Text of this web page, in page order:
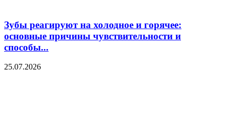
Зубы реагируют на холодное и горячее:
основные причины чувствительности и
способы...
25.07.2026